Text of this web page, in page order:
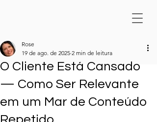
O Cliente Está Cansado
— Como Ser Relevante
em um Mar de Conteúdo
Rose
19 de ago. de 2025 2 min de leitura